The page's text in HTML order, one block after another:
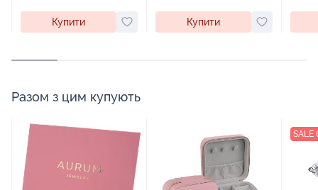
Купити Купити
Разом з цим купують
SALE